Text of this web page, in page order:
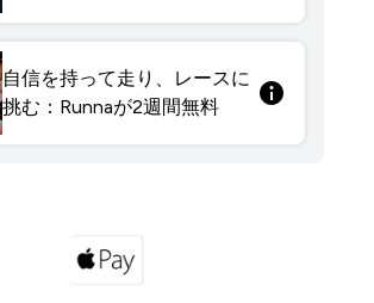
自信を持って走り、レースに
挑む：Runnaが2週間無料